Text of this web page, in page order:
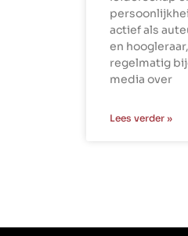
actief als
en
regelmatig
media over
Lees verder »